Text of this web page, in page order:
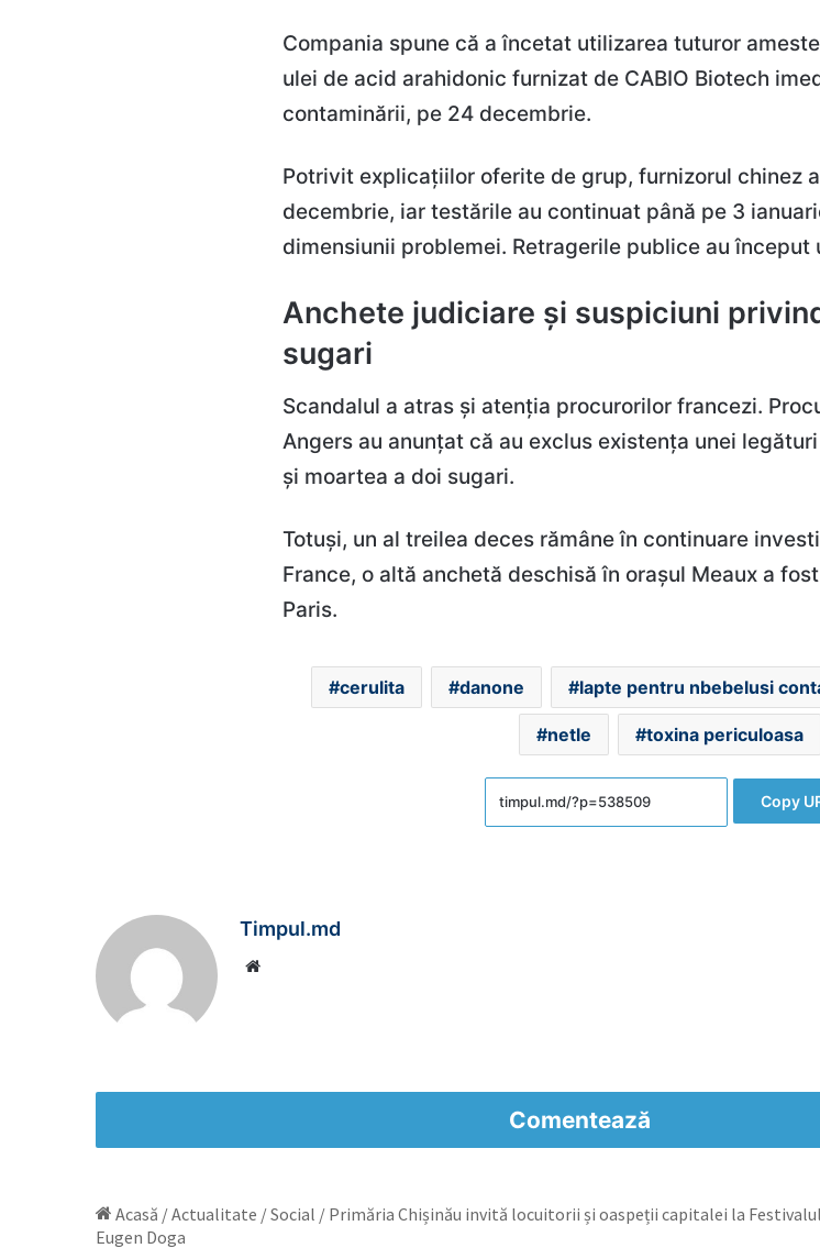
Compania spune că a încetat utilizarea tuturor
ulei de acid arahidonic furnizat de CABIO Biotech
contaminării, pe 24 decembrie.
Potrivit explicațiilor oferite de grup, furnizorul chinez
decembrie, iar testările au continuat până pe 3
dimensiunii problemei. Retragerile publice au început
Anchete judiciare și suspiciuni
sugari
Scandalul a atras și atenția procurorilor francezi.
Angers au anunțat că au exclus existența unei
și moartea a doi sugari.
Totuși, un al treilea deces rămâne în continuare
France, o altă anchetă deschisă în orașul Meaux a
Paris.
cerulita danone lapte pentru nbebelusi
netle toxina periculoasa
Copy
Timpul.md
Comentează